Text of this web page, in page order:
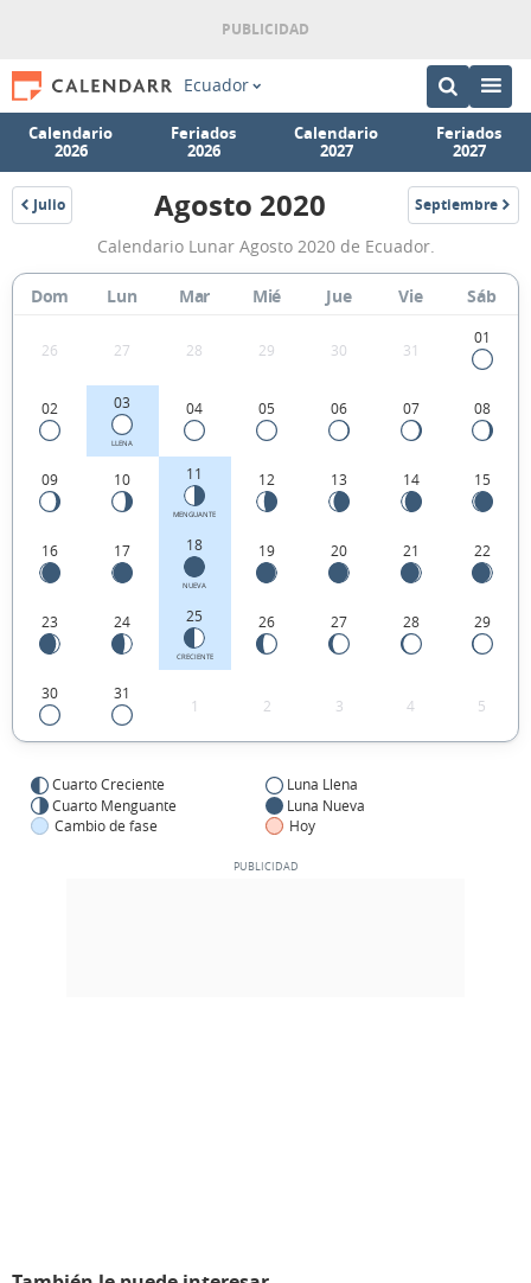
Ecuador
Calendario
2026
Feriados
2026
Calendario
2027
Feriados
2027
Julio
2020
Calendario
Lunar
Agosto
Ecuador.
Agosto 2020 Septiembre
2020
Calendario Lunar Agosto 2020 de Ecuador.
Dom Lun Mar Mié Jue Vie Sáb
26 27 28 29 30 31
01
02 03
LLENA
04 05 06 07 08
09 10 11
MENGUANTE
12 13 14 15
16 17 18
NUEVA
19 20 21 22
23 24 25
CRECIENTE
26 27 28 29
30 31
1 2 3 4 5
Cuarto Creciente
Luna Llena
Cuarto Menguante
Luna Nueva
Cambio de fase
Hoy